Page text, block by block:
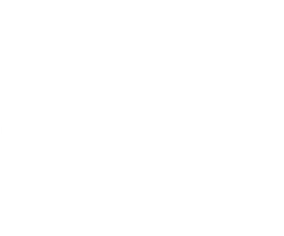
ne exprimăm adevărul,
și ne transmitem eficient
pentru starea de bine.
din lowa au
dezvoltându-ți asertivitatea!